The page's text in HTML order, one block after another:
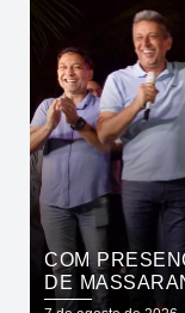
COM
DE
ANUNCIA